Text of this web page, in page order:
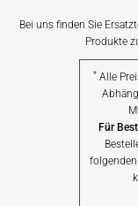
Bei uns finden Sie
Produkte
* Alle
Für